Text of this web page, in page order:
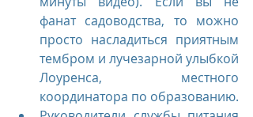
фанат садоводства, то можно
просто насладиться приятным
тембром и лучезарной улыбкой
Лоуренса, местного
координатора по образованию.